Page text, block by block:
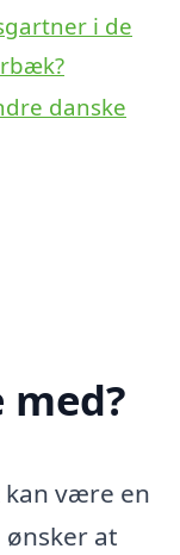
i de
danske
være en
at